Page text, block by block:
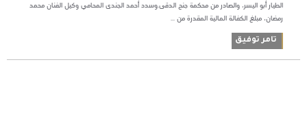
الطيار أبو اليسر، والصادر من محكمة جنح الدقى.وسدد أحمد الجندى المحامي وكيل الفنان محمد
رمضان، مبلغ الكفالة المالية المقدرة من ...
تامر توفيق